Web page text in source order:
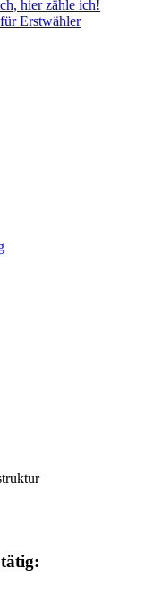
hier zähle ich!
Erstwähler